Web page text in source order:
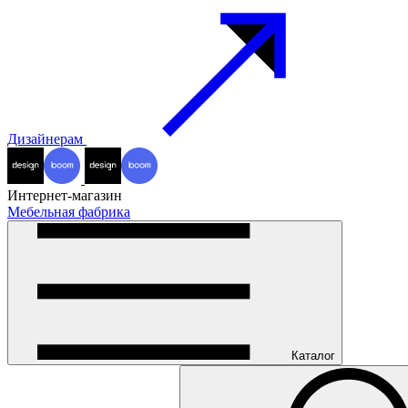
Дизайнерам
Интернет-магазин
Мебельная фабрика
Каталог